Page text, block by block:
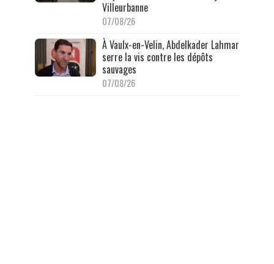
Villeurbanne
07/08/26
À Vaulx-en-Velin, Abdelkader Lahmar
serre la vis contre les dépôts
sauvages
07/08/26